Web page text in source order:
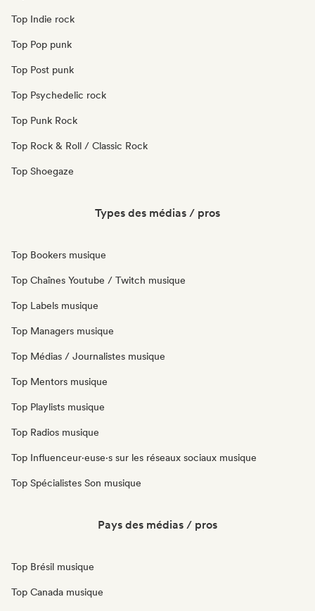
Top Indie rock
Top Pop punk
Top Post punk
Top Psychedelic rock
Top Punk Rock
Top Rock & Roll / Classic Rock
Top Shoegaze
Types des médias / pros
Top Bookers musique
Top Chaînes Youtube / Twitch musique
Top Labels musique
Top Managers musique
Top Médias / Journalistes musique
Top Mentors musique
Top Playlists musique
Top Radios musique
Top Influenceur·euse·s sur les réseaux sociaux musique
Top Spécialistes Son musique
Pays des médias / pros
Top Brésil musique
Top Canada musique